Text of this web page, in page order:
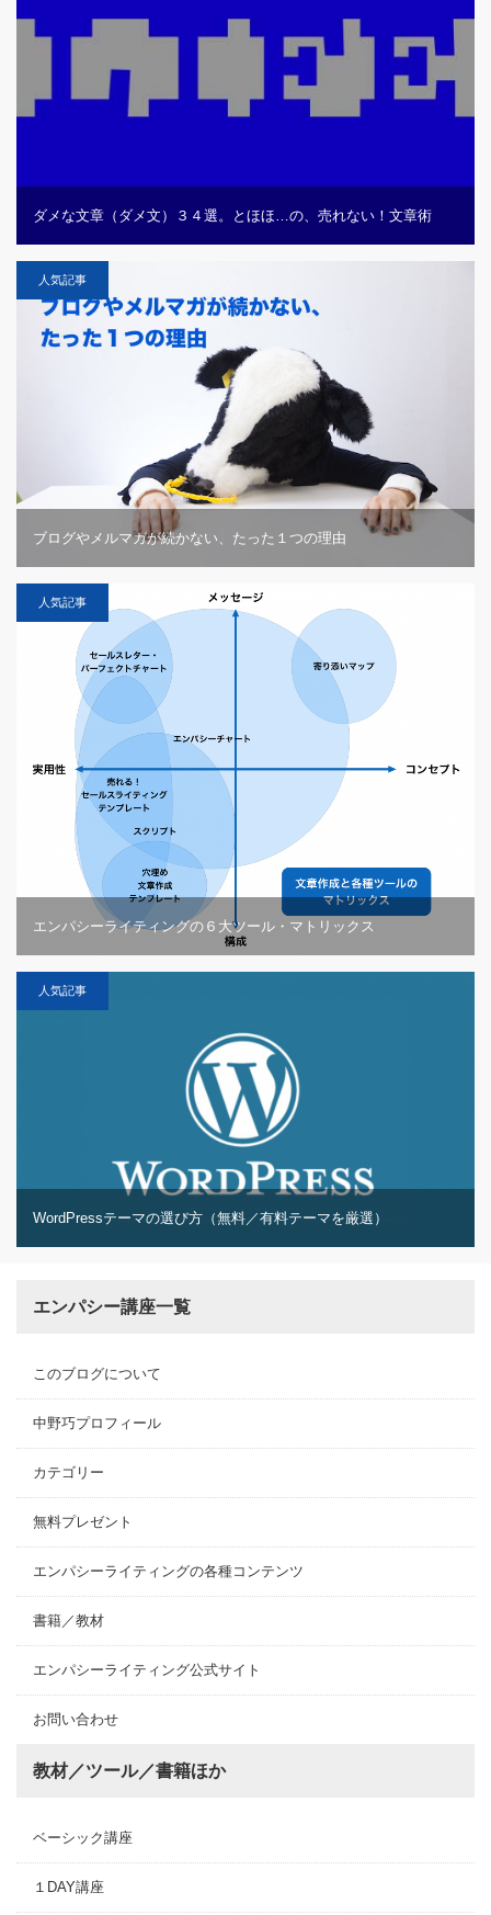
ダメな文章（ダメ文）３４選。とほほ…の、売れない！文章術
人気記事
ブログやメルマガが続かない、たった１つの理由
人気記事
エンパシーライティングの６大ツール・マトリックス
人気記事
WordPressテーマの選び方（無料／有料テーマを厳選）
エンパシー講座一覧
このブログについて
中野巧プロフィール
カテゴリー
無料プレゼント
エンパシーライティングの各種コンテンツ
書籍／教材
エンパシーライティング公式サイト
お問い合わせ
教材／ツール／書籍ほか
ベーシック講座
１DAY講座